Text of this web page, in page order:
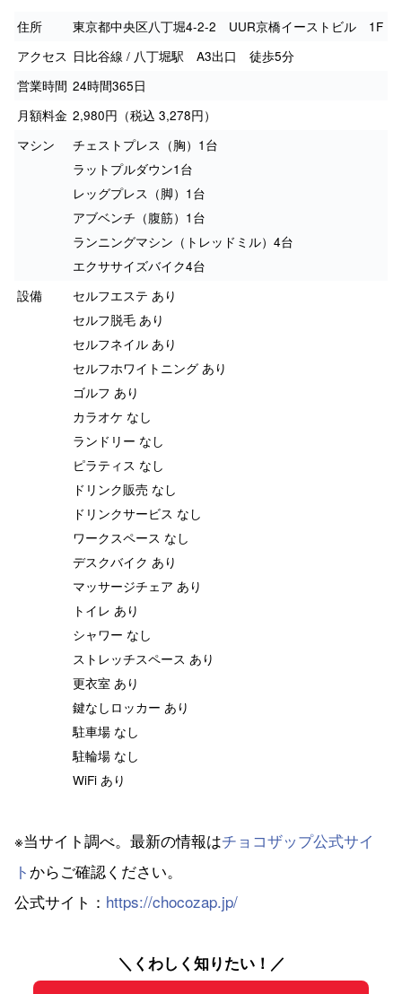
住所
東京都中央区八丁堀4-2-2 UUR京橋イーストビル 1F
アクセス 日比谷線 / 八丁堀駅 A3出口 徒歩5分
営業時間 24時間365日
月額料金 2,980円（税込 3,278円）
マシン
チェストプレス（胸）1台
ラットプルダウン1台
レッグプレス（脚）1台
アブベンチ（腹筋）1台
ランニングマシン（トレッドミル）4台
エクササイズバイク4台
設備
セルフエステ あり
セルフ脱毛 あり
セルフネイル あり
セルフホワイトニング あり
ゴルフ あり
カラオケ なし
ランドリー なし
ピラティス なし
ドリンク販売 なし
ドリンクサービス なし
ワークスペース なし
デスクバイク あり
マッサージチェア あり
トイレ あり
シャワー なし
ストレッチスペース あり
更衣室 あり
鍵なしロッカー あり
駐車場 なし
駐輪場 なし
WiFi あり
※当サイト調べ。最新の情報はチョコザップ公式サイ
ト からご確認ください。
公式サイト： https://chocozap.jp/
＼くわしく知りたい！／